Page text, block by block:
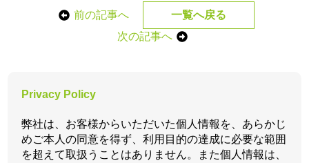
前の記事へ
一覧へ戻る
次の記事へ
Privacy Policy
弊社は、お客様からいただいた個人情報を、あらかじ
めご本人の同意を得ず、利用目的の達成に必要な範囲
を超えて取扱うことはありません。また個人情報は、